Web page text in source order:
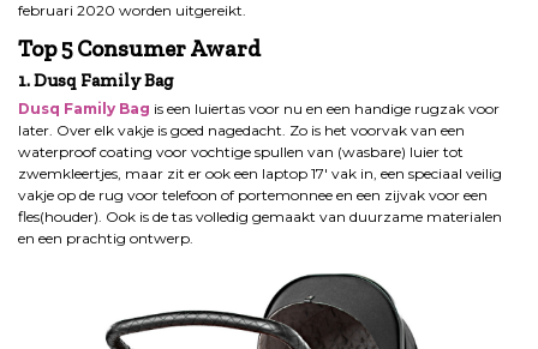
februari 2020 worden uitgereikt.
Top 5 Consumer Award
1. Dusq Family Bag
Dusq Family Bag is een luiertas voor nu en een handige rugzak voor
later. Over elk vakje is goed nagedacht. Zo is het voorvak van een
waterproof coating voor vochtige spullen van (wasbare) luier tot
zwemkleertjes, maar zit er ook een laptop 17′ vak in, een speciaal veilig
vakje op de rug voor telefoon of portemonnee en een zijvak voor een
fles(houder). Ook is de tas volledig gemaakt van duurzame materialen
en een prachtig ontwerp.